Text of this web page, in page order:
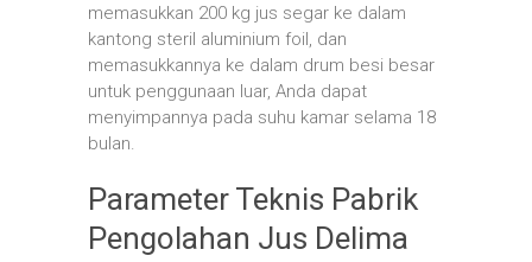
memasukkan 200 kg jus segar ke dalam
kantong steril aluminium foil, dan
memasukkannya ke dalam drum besi besar
untuk penggunaan luar, Anda dapat
menyimpannya pada suhu kamar selama 18
bulan.
Parameter Teknis Pabrik
Pengolahan Jus Delima